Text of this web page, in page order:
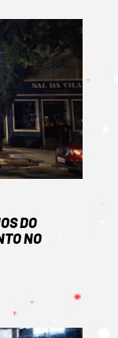
DO
NO